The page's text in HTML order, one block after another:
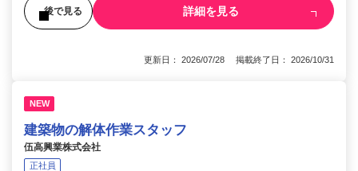
後で見る 詳細を見る
更新日： 2026/07/28 掲載終了日： 2026/10/31
NEW
建築物の解体作業スタッフ
伍高興業株式会社
正社員